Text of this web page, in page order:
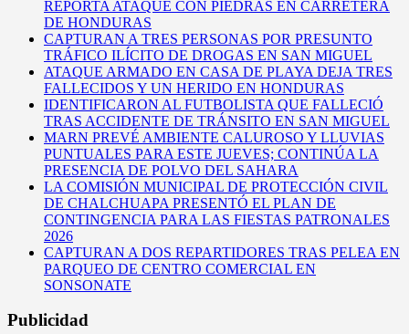
REPORTA ATAQUE CON PIEDRAS EN CARRETERA
DE HONDURAS
CAPTURAN A TRES PERSONAS POR PRESUNTO
TRÁFICO ILÍCITO DE DROGAS EN SAN MIGUEL
ATAQUE ARMADO EN CASA DE PLAYA DEJA TRES
FALLECIDOS Y UN HERIDO EN HONDURAS
IDENTIFICARON AL FUTBOLISTA QUE FALLECIÓ
TRAS ACCIDENTE DE TRÁNSITO EN SAN MIGUEL
MARN PREVÉ AMBIENTE CALUROSO Y LLUVIAS
PUNTUALES PARA ESTE JUEVES; CONTINÚA LA
PRESENCIA DE POLVO DEL SAHARA
LA COMISIÓN MUNICIPAL DE PROTECCIÓN CIVIL
DE CHALCHUAPA PRESENTÓ EL PLAN DE
CONTINGENCIA PARA LAS FIESTAS PATRONALES
2026
CAPTURAN A DOS REPARTIDORES TRAS PELEA EN
PARQUEO DE CENTRO COMERCIAL EN
SONSONATE
Publicidad